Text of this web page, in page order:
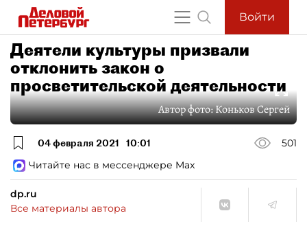
Войти
Деятели культуры призвали
отклонить закон о
просветительской деятельности
Автор фото:Коньков Сергей
04 февраля 2021 10:01
501
Читайте нас в мессенджере Max
dp.ru
Все материалы автора